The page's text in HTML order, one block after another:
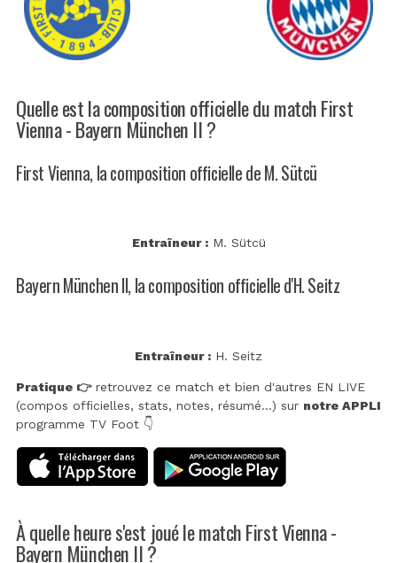
Quelle est la composition officielle du match First
Vienna - Bayern München II ?
First Vienna, la composition officielle de M. Sütcü
Entraîneur :M. Sütcü
Bayern München II, la composition officielle d'H. Seitz
Entraîneur : H. Seitz
Pratique 👉retrouvez ce match et bien d'autres EN LIVE
(compos officielles, stats, notes, résumé...) sur notre APPLI
programme TV Foot 👇
À quelle heure s'est joué le match First Vienna -
Bayern München II ?